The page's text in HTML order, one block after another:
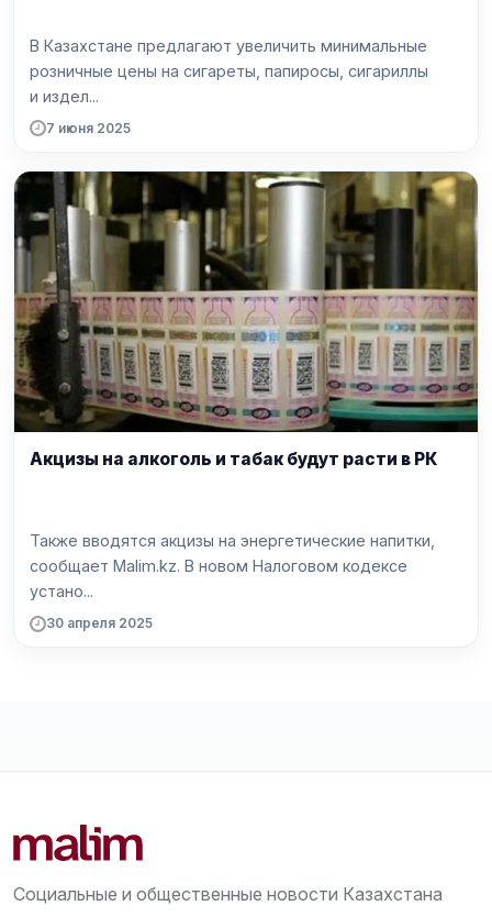
В Казахстане предлагают увеличить минимальные
розничные цены на сигареты, папиросы, сигариллы
и издел...
7 июня 2025
Акцизы на алкоголь и табак будут расти в РК
Также вводятся акцизы на энергетические напитки,
сообщает Malim.kz. В новом Налоговом кодексе
устано...
30 апреля 2025
Социальные и общественные новости Казахстана